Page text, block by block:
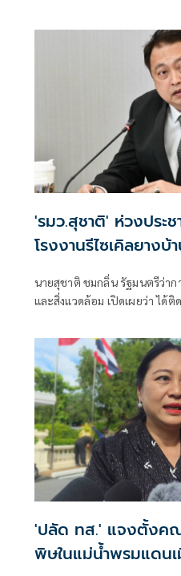
สามัคคีเพื่อการศึกษา กระทรว
แวดล้อม” ณ โรงเรียนบ้านกิ่วล
จังหวัดเชียงใหม่ เพื่อสนับสนุ
เด็กและเยาวชนในพื้นที่ โดย
เครื่อง สำหรับใช้ในการเรียน
เทคโนโลยีสารสนเทศ
'รมว.สุชาติ' ห่วงประ
โรงงานรีไซเคิลยาง
คุณภาพอากาศเข้ม-แ
ชิด
นายสุชาติ ชมกลิ่น รัฐมนตรีว่า
และสิ่งแวดล้อม เปิดเผยว่า ได้
จำกัด ตำบลคลองกิ่ว อำเภอบ้า
ด้วยความห่วงใยผลกระทบด้า
ประชาชน พร้อมสั่งการให้กร
หน่วยงานที่เกี่ยวข้อง เร่งสนับ
คุณภาพอากาศและสิ่งแวดล้อม
ต่อเนื่องจนกว่าสถานการณ์จะค
'ปลัด ทส.' แจงตั้งคณ
พิษในแม่น้ำพรมแดนเ